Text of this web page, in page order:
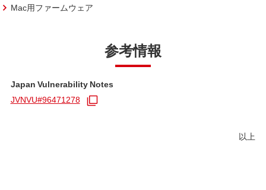
Mac用ファームウェア
参考情報
Japan Vulnerability Notes
JVNVU#96471278
以上